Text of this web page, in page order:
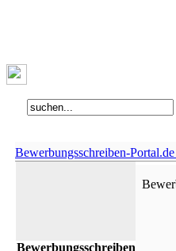
Bewerbungsschreiben-
Bewerbungsschreiben